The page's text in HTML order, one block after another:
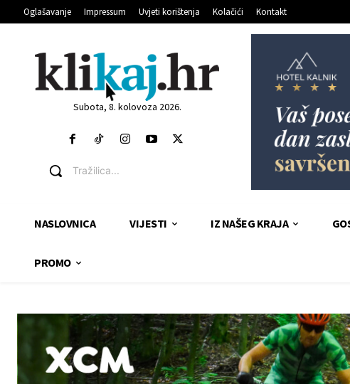
Oglašavanje Impressum Uvjeti korištenja Kolačići Kontakt
Subota, 8. kolovoza 2026.
Tražilica...
NASLOVNICA VIJESTI IZ NAŠEG KRAJA
PROMO